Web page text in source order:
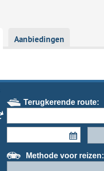
Aanbiedingen
Methode voor reizen:
Terugkerende route: